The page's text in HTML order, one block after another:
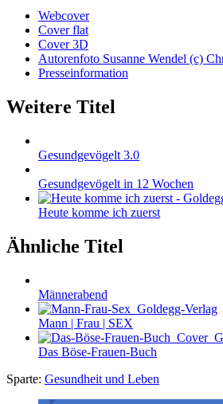
Webcover
Cover flat
Cover 3D
Autorenfoto Susanne Wendel (c)
Presseinformation
Weitere Titel
Gesundgevögelt 3.0
Gesundgevögelt in 12 Wochen
Heute komme ich zuerst
Ähnliche Titel
Männerabend
Mann | Frau | SEX
Das Böse-Frauen-Buch
Sparte: Gesundheit und Leben